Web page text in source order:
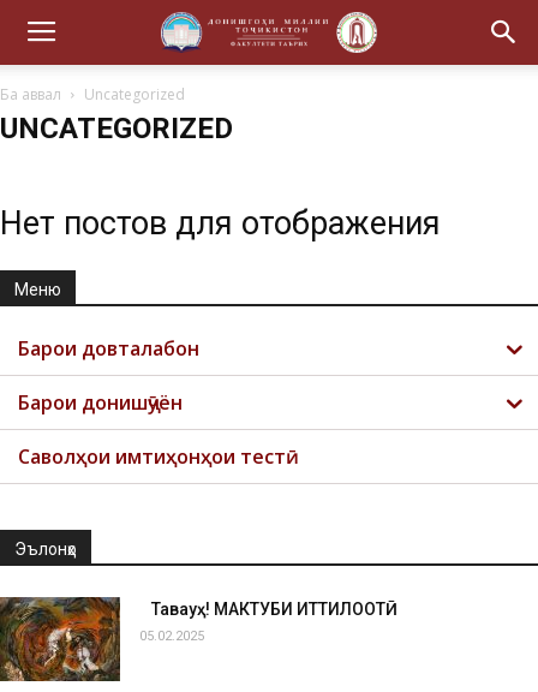
Ба аввал Uncategorized
UNCATEGORIZED
Нет постов для отображения
Меню
Барои довталабон
Барои донишҷӯён
Саволҳои имтиҳонҳои тестӣ
Эълонҳо
Таваҷҷуҳ! МАКТУБИ ИТТИЛООТӢ
05.02.2025